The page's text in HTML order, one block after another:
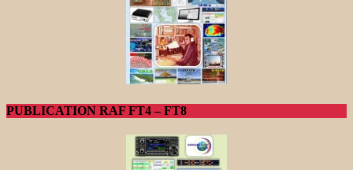
PUBLICATION RAF FT4 – FT8